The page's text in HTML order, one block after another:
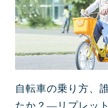
自転車の乗り方、
たか？—リプレッ